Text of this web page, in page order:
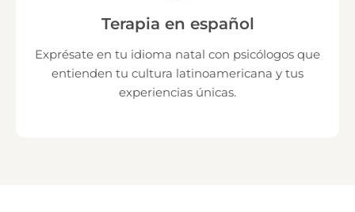
Terapia en español
Exprésate en tu idioma natal con psicólogos que
entienden tu cultura latinoamericana y tus
experiencias únicas.